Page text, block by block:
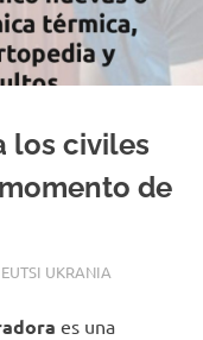
los civiles
de
EUTSI UKRANIA
es una